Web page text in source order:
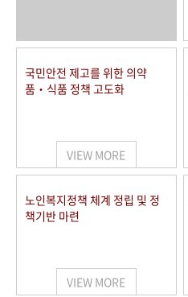
국민안전 제고를 위한 의약
품‧식품 정책 고도화
VIEW MORE
노인복지정책 체계 정립 및 정
책기반 마련
VIEW MORE